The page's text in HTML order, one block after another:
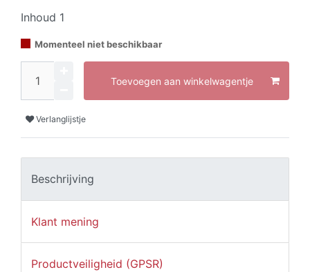
Inhoud 1
Momenteel niet beschikbaar
Toevoegen aan winkelwagentje
Verlanglijstje
Beschrijving
Klant mening
Productveiligheid (GPSR)